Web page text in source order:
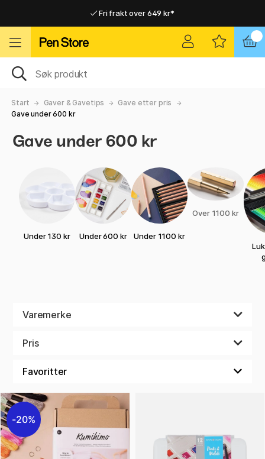
Raskt til dør eller utleveringssted
Raskt til dør eller utleveringssted
Start Gaver & Gavetips
Gave etter pris
Gave under 600 kr
Gave under 600 kr
Under 130 kr Under 600 kr Under 1100 kr
Over 1100 kr
Varemerke
Pris
20%